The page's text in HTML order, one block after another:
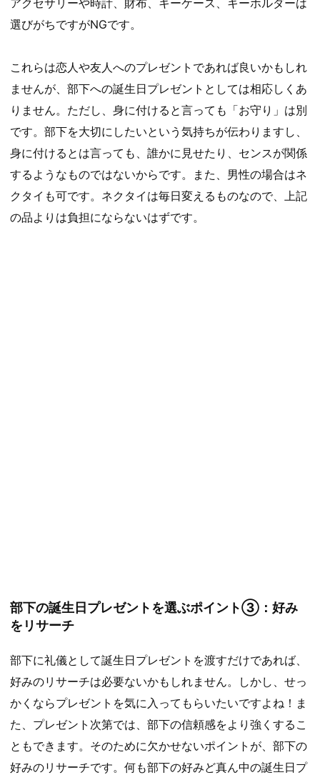
アクセサリーや時計、財布、キーケース、キーホルダーは
選びがちですがNGです。
これらは恋人や友人へのプレゼントであれば良いかもしれ
ませんが、部下への誕生日プレゼントとしては相応しくあ
りません。ただし、身に付けると言っても「お守り」は別
です。部下を大切にしたいという気持ちが伝わりますし、
身に付けるとは言っても、誰かに見せたり、センスが関係
するようなものではないからです。また、男性の場合はネ
クタイも可です。ネクタイは毎日変えるものなので、上記
の品よりは負担にならないはずです。
部下の誕生日プレゼントを選ぶポイント③：好み
をリサーチ
部下に礼儀として誕生日プレゼントを渡すだけであれば、
好みのリサーチは必要ないかもしれません。しかし、せっ
かくならプレゼントを気に入ってもらいたいですよね！ま
た、プレゼント次第では、部下の信頼感をより強くするこ
ともできます。そのために欠かせないポイントが、部下の
好みのリサーチです。何も部下の好みど真ん中の誕生日プ